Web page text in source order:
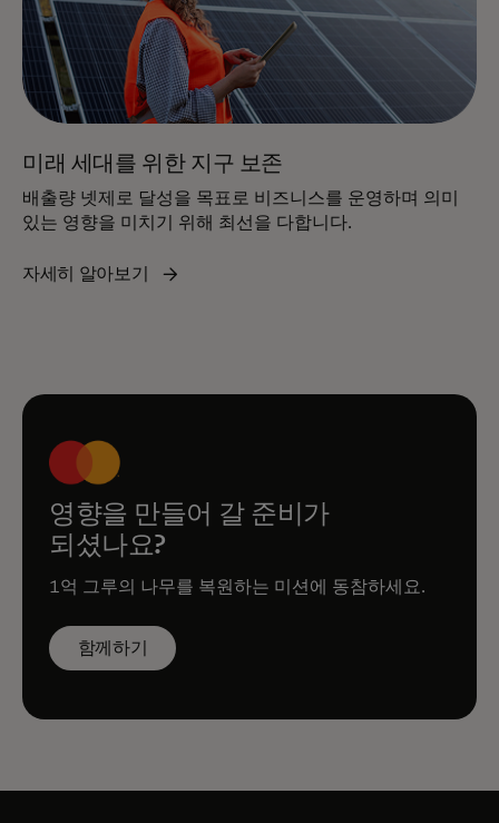
미래 세대를 위한 지구 보존
배출량 넷제로 달성을 목표로 비즈니스를 운영하며 의미
있는 영향을 미치기 위해 최선을 다합니다.
자세히 알아보기
영향을 만들어 갈 준비가
되셨나요?
1억 그루의 나무를 복원하는 미션에 동참하세요.
함께하기